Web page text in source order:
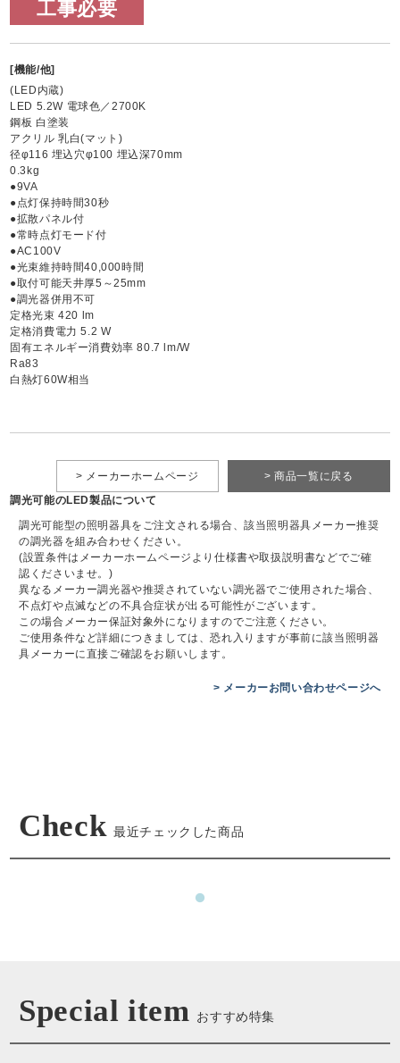
工事必要
[機能/他]
(LED内蔵)
LED 5.2W 電球色／2700K
鋼板 白塗装
アクリル 乳白(マット)
径φ116 埋込穴φ100 埋込深70mm
0.3kg
●9VA
●点灯保持時間30秒
●拡散パネル付
●常時点灯モード付
●AC100V
●光束維持時間40,000時間
●取付可能天井厚5～25mm
●調光器併用不可
定格光束 420 lm
定格消費電力 5.2 W
固有エネルギー消費効率 80.7 lm/W
Ra83
白熱灯60W相当
> 商品一覧に戻る
> メーカーホームページ
調光可能のLED製品について
調光可能型の照明器具をご注文される場合、該当照明器具メーカー推奨
の調光器を組み合わせください。
(設置条件はメーカーホームページより仕様書や取扱説明書などでご確
認くださいませ。)
異なるメーカー調光器や推奨されていない調光器でご使用された場合、
不点灯や点滅などの不具合症状が出る可能性がございます。
この場合メーカー保証対象外になりますのでご注意ください。
ご使用条件など詳細につきましては、恐れ入りますが事前に該当照明器
具メーカーに直接ご確認をお願いします。
> メーカーお問い合わせページへ
Check 最近チェックした商品
Special item おすすめ特集